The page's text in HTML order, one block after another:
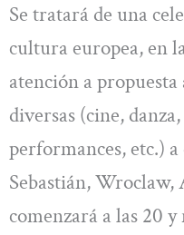
Se tratará de una
cultura europea, en
atención a
diversas (cine,
performances, etc.)
Sebastián, Wroclaw,
comenzará a las 20